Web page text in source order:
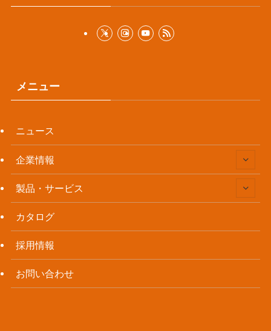
メニュー
ニュース
企業情報
製品・サービス
カタログ
採用情報
お問い合わせ